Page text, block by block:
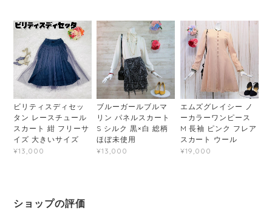
ビリティスディセッ
タン レースチュール
スカート 紺 フリーサ
イズ 大きいサイズ
¥13,000
ブルーガールブルマ
リン パネルスカート
S シルク 黒×白 総柄
ほぼ未使用
¥13,000
エムズグレイシー ノ
ーカラーワンピース
M 長袖 ピンク フレア
スカート ウール
¥19,000
ショップの評価